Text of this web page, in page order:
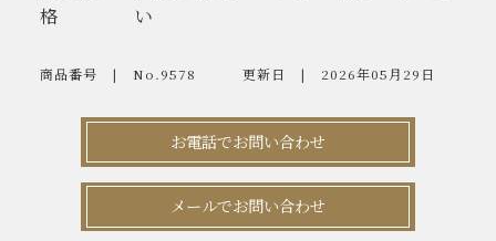
格
い
商品番号 No.9578 更新日 2026年05月29日
お電話でお問い合わせ
メールでお問い合わせ